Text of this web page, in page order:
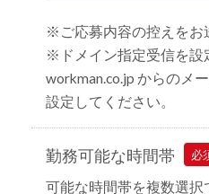
※ご応募内容の控えをお
※ドメイン指定受信を設
workman.co.jp からのメ
設定してください。
勤務可能な時間帯 必
可能な時間帯を複数選択